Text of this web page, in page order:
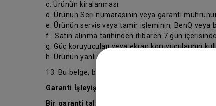
c. Ürünün kiralanması
d. Ürünün Seri numarasının veya garanti
e. Ürünün servis veya tamir işleminin, BenQ veya
f. Satın alınma tarihinden itibaren 7 gün
g. Güç koruyucuları veya ekran koruyucularının
h. Ürünün yanlış kullanılması veya normal
13. Bu belge, bu belgenin ilgili olduğu sözleşme ve
Garanti İşleyişi
Bir garanti talebi başlatmadan önce, lütfen